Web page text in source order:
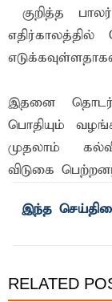
குறித்த
இதனை
பொதியும்
முதலாம்
விடுகை
இந்த
RELATED